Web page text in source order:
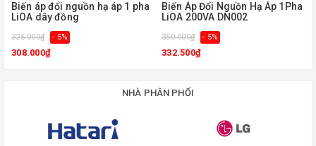
Gọi ngay cho chúng tôi để được tư vấn tốt hơn về
Biến áp đổi nguồn hạ áp 1 pha
LiOA dây đồng
325.000₫ - 5%
308.000₫
Biến Áp Đổi Nguồn Hạ Áp 1Pha
LiOA 200VA DN002
350.000₫ - 5%
332.500₫
NHÀ PHÂN PHỐI